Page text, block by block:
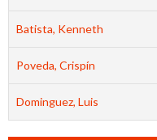
Batista, Kenneth
Poveda, Crispín
Dominguez, Luis